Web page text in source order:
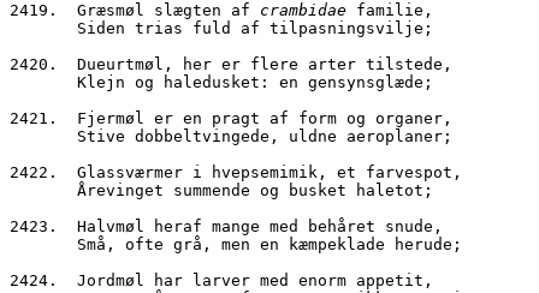
2419.  Græsmøl slægten af crambidae familie,
       Siden trias fuld af tilpasningsvilje;
2420.  Dueurtmøl, her er flere arter tilstede,
       Klejn og haledusket: en gensynsglæde;
2421.  Fjermøl er en pragt af form og organer,
       Stive dobbeltvingede, uldne aeroplaner;
2422.  Glassværmer i hvepsemimik, et farvespot,
       Årevinget summende og busket haletot;
2423.  Halvmøl heraf mange med behåret snude,
       Små, ofte grå, men en kæmpeklade herude;
2424.  Jordmøl har larver med enorm appetit,